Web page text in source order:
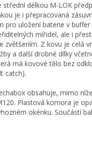
střední délkou M-LOK
je i přepracovaná
pro uložení baterie v
mířidel, ale i
zvětšením. Z kovu je celá
a další drobné dílky
má kovové tělo bez
catch).
obsahuje, mimo
Plastová komora je
okénku. Součástí